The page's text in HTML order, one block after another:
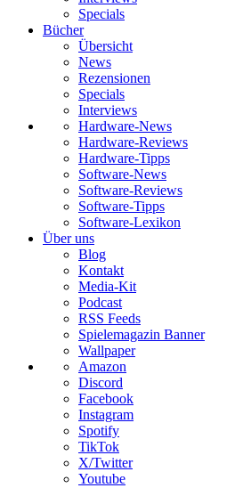
Specials
Bücher
Übersicht
News
Rezensionen
Specials
Interviews
Hardware-News
Hardware-Reviews
Hardware-Tipps
Software-News
Software-Reviews
Software-Tipps
Software-Lexikon
Über uns
Blog
Kontakt
Media-Kit
Podcast
RSS Feeds
Spielemagazin Banner
Wallpaper
Amazon
Discord
Facebook
Instagram
Spotify
TikTok
X/Twitter
Youtube